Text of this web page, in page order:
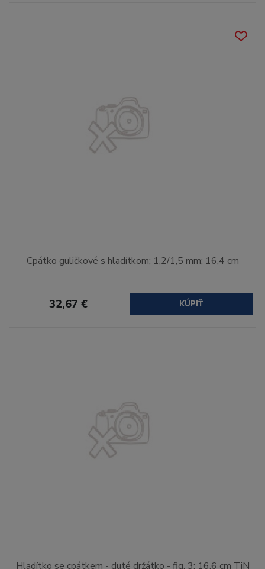
Cpátko guličkové s hladítkom; 1,2/1,5 mm; 16,4 cm
32,67 € KÚPIŤ
Hladítko se cpátkem - duté držátko - fig. 3; 16,6 cm TiN